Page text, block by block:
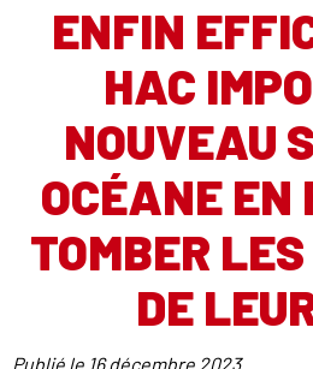
ENFIN
HAC
NOUVEAU
OCÉANE
TOMBER
DE
Publié le 16 décembre 2023